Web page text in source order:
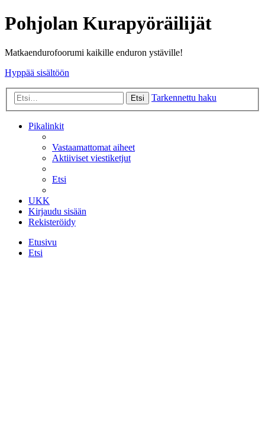
Pohjolan Kurapyöräilijät
Matkaendurofoorumi kaikille enduron ystäville!
Hyppää sisältöön
Etsi Tarkennettu haku
Pikalinkit
Vastaamattomat aiheet
Aktiiviset viestiketjut
Etsi
UKK
Kirjaudu sisään
Rekisteröidy
Etusivu
Etsi